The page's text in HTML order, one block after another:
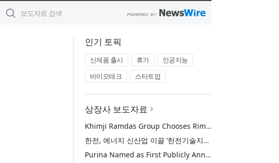
인기 토픽
신제품 출시 휴가
인공지능
바이오테크
스타트업
상장사 보도자료
Khimji Ramdas Group Chooses Rimini Street to Reduce SAP Support Costs, Protect 700+ Customizations and Reinvest Savings in Innovation
한전, 에너지 신산업 이끌 ‘한전기술지주’ 공식 출범
Purina Named as First Publicly Announced NIQ ConnectAI Charter Client